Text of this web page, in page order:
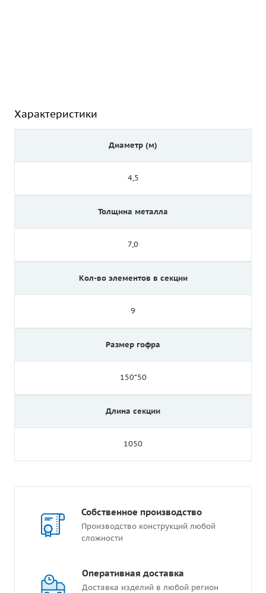
Характеристики
Диаметр (м)
4,5
Толщина металла
7,0
Кол-во элементов в секции
9
Размер гофра
150*50
Длина секции
1050
Собственное производство
Производство конструкций любой
сложности
Оперативная доставка
Доставка изделий в любой регион